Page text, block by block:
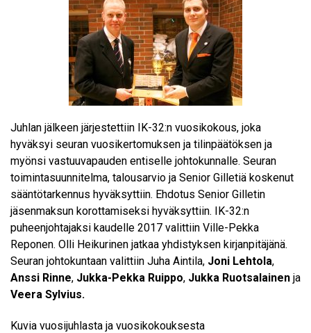
Juhlan jälkeen järjestettiin IK-32:n vuosikokous, joka
hyväksyi seuran vuosikertomuksen ja tilinpäätöksen ja
myönsi vastuuvapauden entiselle johtokunnalle. Seuran
toimintasuunnitelma, talousarvio ja Senior Gilletiä koskenut
sääntötarkennus hyväksyttiin. Ehdotus Senior Gilletin
jäsenmaksun korottamiseksi hyväksyttiin. IK-32:n
puheenjohtajaksi kaudelle 2017 valittiin Ville-Pekka
Reponen. Olli Heikurinen jatkaa yhdistyksen kirjanpitäjänä.
Seuran johtokuntaan valittiin Juha Aintila, Joni Lehtola,
Anssi Rinne, Jukka-Pekka Ruippo, Jukka Ruotsalainen ja
Veera Sylvius.
Kuvia vuosijuhlasta ja vuosikokouksesta